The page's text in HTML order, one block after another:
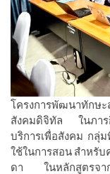
โครงการพัฒนาทักษะ
สังคมดิจิทัล ในภาร
บริการเพื่อสังคม กลุ่
ใช้ในการสอน สำหรั
ดา ในหลักสูตรจาก